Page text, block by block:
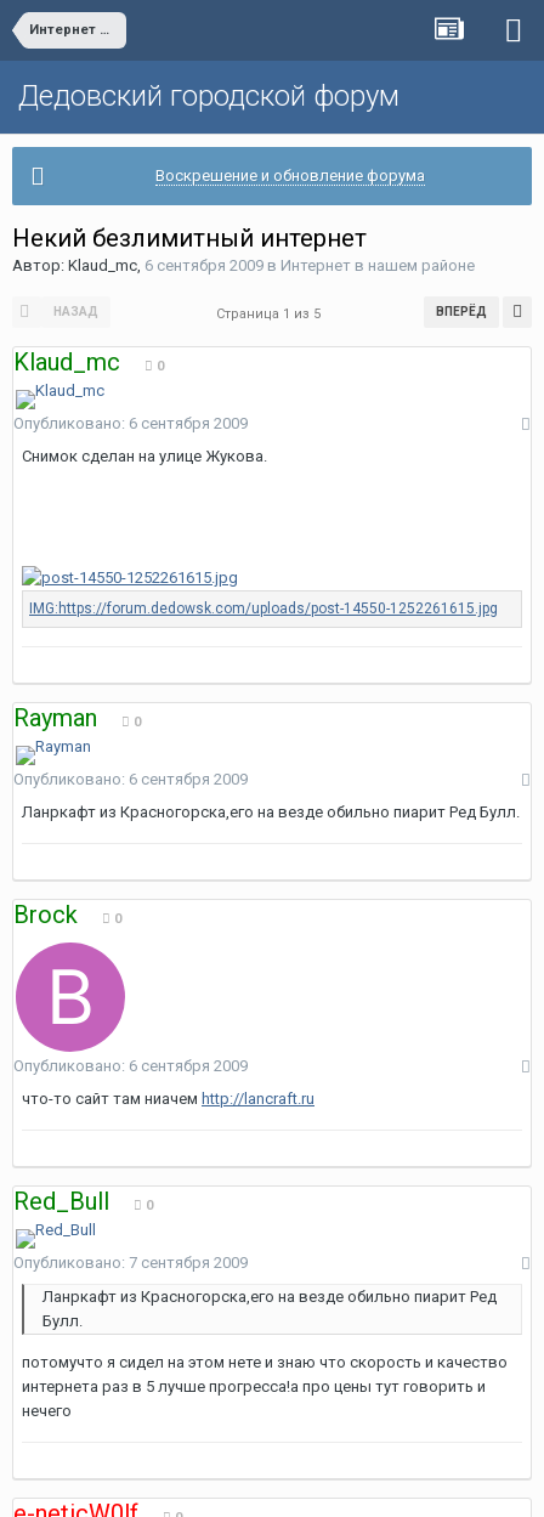
Интернет в нашем районе
Дедовский городской форум
Воскрешение и обновление форума
Некий безлимитный интернет
Автор: Klaud_mc, 6 сентября 2009 в Интернет в нашем районе
НАЗАД ВПЕРЁД
Страница 1 из 5
Klaud_mc 0
Опубликовано: 6 сентября 2009
Снимок сделан на улице Жукова.
Rayman 0
Опубликовано: 6 сентября 2009
Ланркафт из Красногорска,его на везде обильно пиарит Ред Булл.
Brock 0
Опубликовано: 6 сентября 2009
что-то сайт там ниачем http://lancraft.ru
Red_Bull 0
Опубликовано: 7 сентября 2009
Ланркафт из Красногорска,его на везде обильно пиарит Ред
Булл.
потомучто я сидел на этом нете и знаю что скорость и качество
интернета раз в 5 лучше прогресса!а про цены тут говорить и
нечего